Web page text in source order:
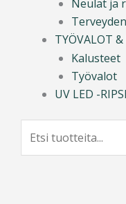
Neulat ja
TYÖVALOT
Kalusteet
Työvalot
UV LED -